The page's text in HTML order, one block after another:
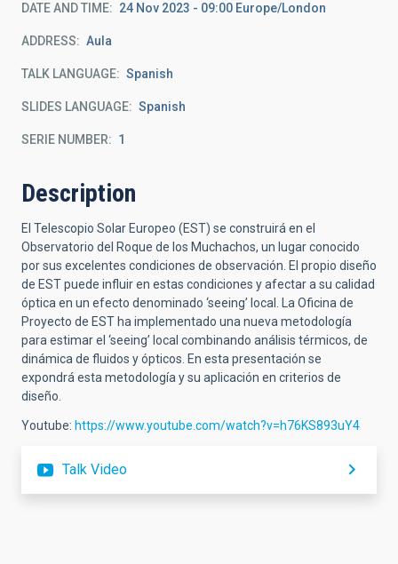
DATE AND TIME 24 Nov 2023 - 09:00 Europe/London
ADDRESS Aula
TALK LANGUAGE Spanish
SLIDES LANGUAGE Spanish
SERIE NUMBER 1
Description
El Telescopio Solar Europeo (EST) se construirá en el
Observatorio del Roque de los Muchachos, un lugar conocido
por sus excelentes condiciones de observación. El propio diseño
de EST puede influir en estas condiciones y afectar a su calidad
óptica en un efecto denominado ‘seeing’ local. La Oficina de
Proyecto de EST ha implementado una nueva metodología
para estimar el ‘seeing’ local combinando análisis térmicos, de
dinámica de fluidos y ópticos. En esta presentación se
expondrá esta metodología y su aplicación en criterios de
diseño.
Youtube: https://www.youtube.com/watch?v=h76KS893uY4
Talk Video